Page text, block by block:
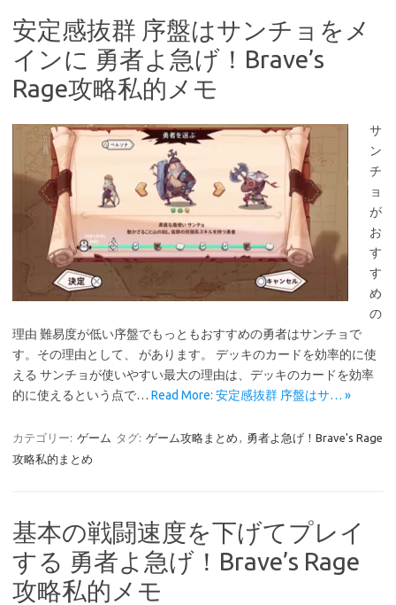
安定感抜群 序盤はサンチョをメ
インに 勇者よ急げ！Brave’s
Rage攻略私的メモ
サ
ン
チ
ョ
が
お
す
す
め
の
理由 難易度が低い序盤でもっともおすすめの勇者はサンチョで
す。その理由として、 があります。 デッキのカードを効率的に使
える サンチョが使いやすい最大の理由は、デッキのカードを効率
的に使えるという点で… Read More: 安定感抜群 序盤はサ… »
カテゴリー: ゲーム タグ: ゲーム攻略まとめ , 勇者よ急げ！Brave's Rage
攻略私的まとめ
基本の戦闘速度を下げてプレイ
する 勇者よ急げ！Brave’s Rage
攻略私的メモ